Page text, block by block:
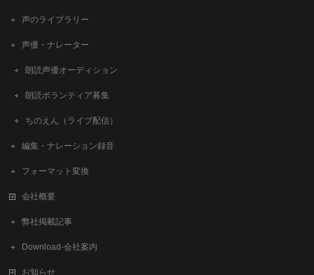
声のライブラリー
声優・ナレーター
朗読声優オーディション
朗読ボランティア募集
ちのえん（ライブ配信）
編集・ナレーション録音
フォーマット変換
会社概要
弊社掲載記事
Download-会社案内
お知らせ